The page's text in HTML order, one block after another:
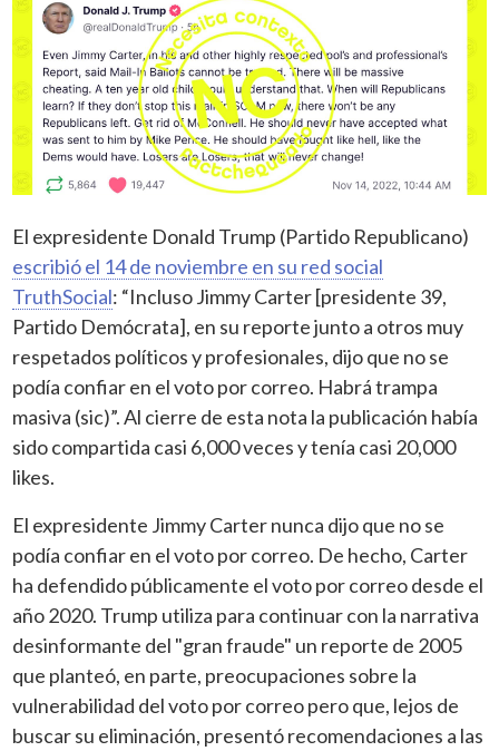
El expresidente Donald Trump (Partido Republicano)
escribió el 14 de noviembre en su red social
TruthSocial: “Incluso Jimmy Carter [presidente 39,
Partido Demócrata], en su reporte junto a otros muy
respetados políticos y profesionales, dijo que no se
podía confiar en el voto por correo. Habrá trampa
masiva (sic)”. Al cierre de esta nota la publicación había
sido compartida casi 6,000 veces y tenía casi 20,000
likes.
El expresidente Jimmy Carter nunca dijo que no se
podía confiar en el voto por correo. De hecho, Carter
ha defendido públicamente el voto por correo desde el
año 2020. Trump utiliza para continuar con la narrativa
desinformante del "gran fraude" un reporte de 2005
que planteó, en parte, preocupaciones sobre la
vulnerabilidad del voto por correo pero que, lejos de
buscar su eliminación, presentó recomendaciones a las